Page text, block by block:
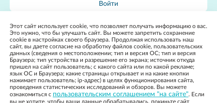
Войти
Карта сайта
2022, Государственное бюджетное учреждение
Ростовской Области «Детская городская больница» в г.
ТаганрогеПолитика конфиденциальности
Разработка
сайта:
Apricode
Этот сайт использует cookie, что позволяет получать информацию о вас.
Это нужно, что бы улучшать сайт. Вы можете запретить сохранение
cookie в настройках своего браузера. Продолжая использовать наш
сайт, вы даете согласие на обработку файлов cookie, пользовательских
данных (сведения о местоположении; тип и версия ОС; тип и версия
Браузера; тип устройства и разрешение его экрана; источник откуда
пришел на сайт пользователь; с какого сайта или по какой рекламе;
язык ОС и Браузера; какие страницы открывает и на какие кнопки
нажимает пользователь; ip-адрес) в целях функционирования сайта,
проведения статистических исследований и обзоров. Вы можете
ознакомиться с пользовательским соглашением "на сайте". Если
вы не хотите, чтобы ваши данные обрабатывались, покиньте сайт